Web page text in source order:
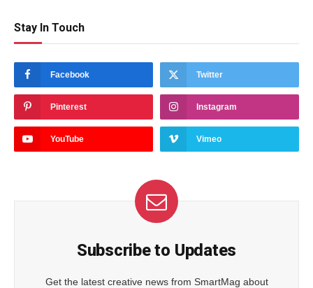
Stay In Touch
Facebook Twitter
Pinterest Instagram
YouTube Vimeo
Subscribe to Updates
Get the latest creative news from SmartMag about